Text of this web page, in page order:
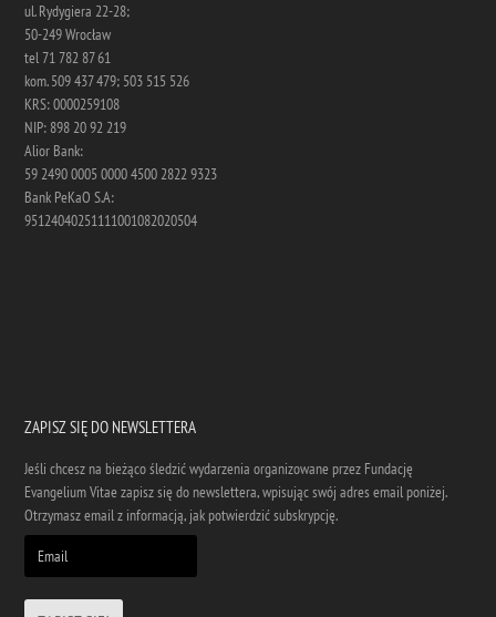
ul. Rydygiera 22-28;
50-249 Wrocław
tel 71 782 87 61
kom. 509 437 479; 503 515 526
KRS: 0000259108
NIP: 898 20 92 219
Alior Bank:
59 2490 0005 0000 4500 2822 9323
Bank PeKaO S.A:
95124040251111001082020504
ZAPISZ SIĘ DO NEWSLETTERA
Jeśli chcesz na bieżąco śledzić wydarzenia organizowane przez Fundację
Evangelium Vitae zapisz się do newslettera, wpisując swój adres email poniżej.
Otrzymasz email z informacją, jak potwierdzić subskrypcję.